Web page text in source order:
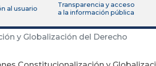
al usuario
Transparencia y acceso
a la información pública
y Globalización del Derecho